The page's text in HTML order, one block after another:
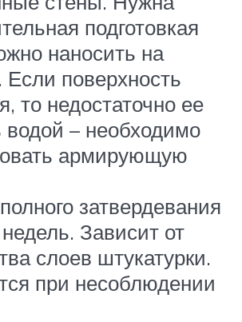
подготовкая
наносить на
Если поверхность
то недостаточно ее
водой – необходимо
армирующую
затвердевания
Зависит от
слоев штукатурки.
при несоблюдении